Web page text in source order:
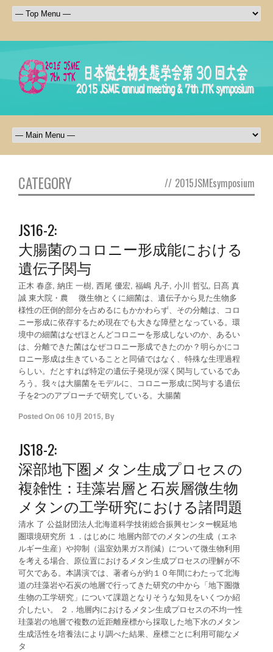
CATEGORY // 2015JSMEsymposium
JS16-2:
大腸菌のコロニー形成能における
遺伝子関与
正木 春彦, 納庄 一樹, 西尾 優宏, 福嶋 凡子, 小川 哲弘, 日髙 真
誠 東大院・農 微生物とくに細菌は、遺伝子から見た生物多
様性の圧倒的部分を占めるにもかかわらず、その分離は、コロ
ニー形成に依存するため現在でも大きな障壁となっている。環
境中の細菌はなぜほとんどコロニーを形成しないのか、あるい
は、分離できた菌はなぜコロニー形成できたのか？明らかにコ
ロニー形成は生きていることと同値ではなく、特殊な生理過程
らしい。だとすれば特定の遺伝子発現が深く関与しているであ
ろう。我々は大腸菌をモデルに、コロニー形成に関与する遺伝
子を2つのアプローチで研究している。大腸菌
Posted On06 10月 2015, By
JS18-2:
深部地下圏メタン生成プロセスの
複雑性：珪藻岩層と石炭層微生物
メタンの工学研究における諸問題
清水 了 公益財団法人北海道科学技術総合振興センター幌延地
圏環境研究所 １．はじめに 地層内部でのメタンの生成（エネ
ルギー生産）や抑制（温室効果ガス削減）について微生物利用
を考える場合、原位置におけるメタン生成プロセスの理解が不
可欠である。本講演では、著者らが約１０年間にわたって北海
道の珪藻岩や石炭の地層で行ってきた研究の中から「地下圏微
生物の工学研究」について課題となりそうな知見をいくつか紹
介したい。 ２．地層内におけるメタン生成プロセスの不均一性
珪藻岩の地層で複数の近距離座標から採取した地下水のメタン
生成活性を培養法により調べた結果、座標ごとに利用可能なメ
タ